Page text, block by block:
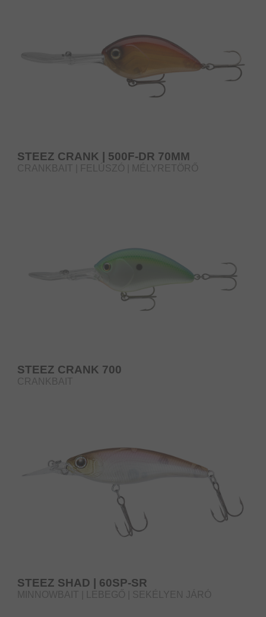
STEEZ CRANK | 500F-DR 70MM
CRANKBAIT | FELÚSZÓ | MÉLYRETÖRŐ
STEEZ CRANK 700
CRANKBAIT
STEEZ SHAD | 60SP-SR
MINNOWBAIT | LEBEGŐ | SEKÉLYEN JÁRÓ